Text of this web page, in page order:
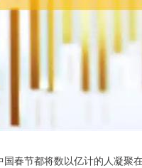
春节都将数以亿计的人凝聚